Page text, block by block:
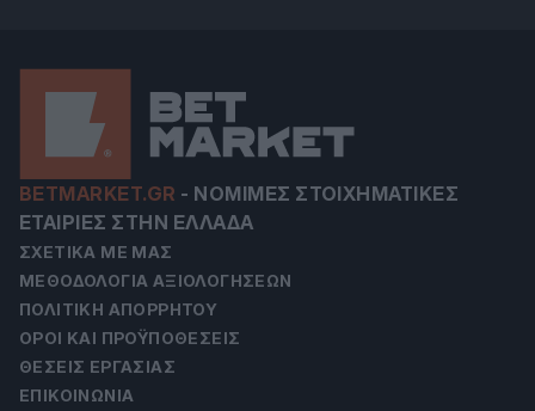
BETMARKET.GR - ΝΌΜΙΜΕΣ ΣΤΟΙΧΗΜΑΤΙΚΈΣ
ΕΤΑΙΡΊΕΣ ΣΤΗΝ ΕΛΛΆΔΑ
ΣΧΕΤΙΚΆ ΜΕ ΜΑΣ
ΜΕΘΟΔΟΛΟΓΊΑ ΑΞΙΟΛΟΓΉΣΕΩΝ
ΠΟΛΙΤΙΚΉ ΑΠΟΡΡΉΤΟΥ
ΌΡΟΙ ΚΑΙ ΠΡΟΫΠΟΘΈΣΕΙΣ
ΘΈΣΕΙΣ ΕΡΓΑΣΊΑΣ
ΕΠΙΚΟΙΝΩΝΊΑ